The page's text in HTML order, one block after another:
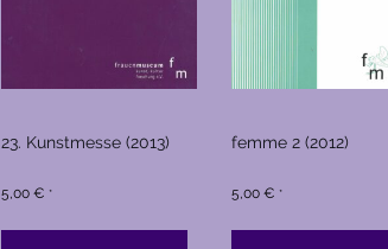
23. Kunstmesse (2013)
5,00 € *
femme 2 (2012)
5,00 € *